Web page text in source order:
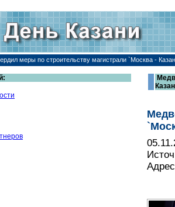
меры по строительству магистрали `Москва -